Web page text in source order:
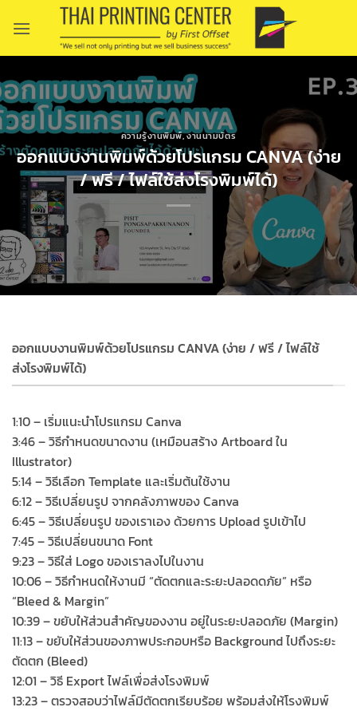
ความรู้งานพิมพ์,งานนามบัตร
ออกแบบงานพิมพ์ด้วยโปรแกรม CANVA (ง่าย
/ ฟรี / ไฟล์ใช้ส่งโรงพิมพ์ได้)
ออกแบบงานพิมพ์ด้วยโปรแกรม CANVA (ง่าย / ฟรี / ไฟล์ใช้
ส่งโรงพิมพ์ได้)
1:10 – เริ่มแนะนำโปรแกรม Canva
3:46 – วิธีกำหนดขนาดงาน (เหมือนสร้าง Artboard ใน
Illustrator)
5:14 – วิธีเลือก Template และเริ่มต้นใช้งาน
6:12 – วิธีเปลี่ยนรูป จากคลังภาพของ Canva
6:45 – วิธีเปลี่ยนรูป ของเราเอง ด้วยการ Upload รูปเข้าไป
7:45 – วิธีเปลี่ยนขนาด Font
9:23 – วิธีใส่ Logo ของเราลงไปในงาน
10:06 – วิธีกำหนดให้งานมี “ตัดตกและระยะปลอดดภัย” หรือ
“Bleed & Margin”
10:39 – ขยับให้ส่วนสำคัญของงาน อยู่ในระยะปลอดภัย (Margin)
11:13 – ขยับให้ส่วนของภาพประกอบหรือ Background ไปถึงระยะ
ตัดตก (Bleed)
12:01 – วิธี Export ไฟล์เพื่อส่งโรงพิมพ์
13:23 – ตรวจสอบว่าไฟล์มีตัดตกเรียบร้อย พร้อมส่งให้โรงพิมพ์